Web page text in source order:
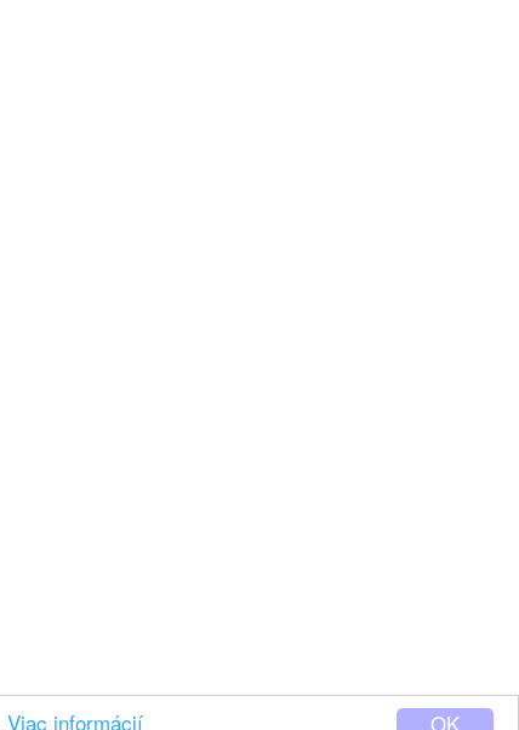
OK
Viac informácií